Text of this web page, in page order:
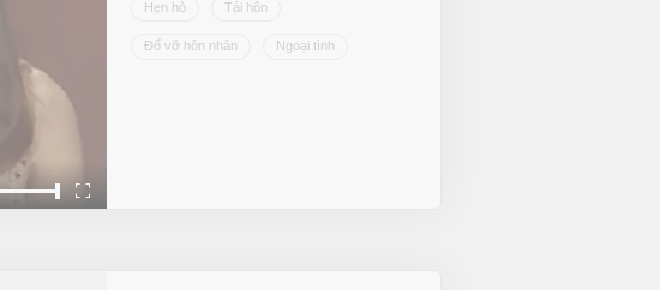
Hẹn hò Tái hôn
Đổ vỡ hôn nhân Ngoại tình